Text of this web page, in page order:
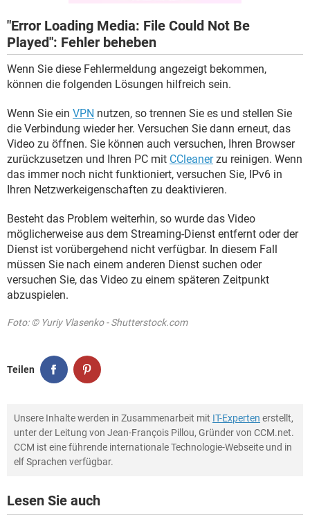
"Error Loading Media: File Could Not Be
Played": Fehler beheben
Wenn Sie diese Fehlermeldung angezeigt bekommen,
können die folgenden Lösungen hilfreich sein.
Wenn Sie ein VPN nutzen, so trennen Sie es und stellen Sie
die Verbindung wieder her. Versuchen Sie dann erneut, das
Video zu öffnen. Sie können auch versuchen, Ihren Browser
zurückzusetzen und Ihren PC mit CCleanerzu reinigen. Wenn
das immer noch nicht funktioniert, versuchen Sie, IPv6 in
Ihren Netzwerkeigenschaften zu deaktivieren.
Besteht das Problem weiterhin, so wurde das Video
möglicherweise aus dem Streaming-Dienst entfernt oder der
Dienst ist vorübergehend nicht verfügbar. In diesem Fall
müssen Sie nach einem anderen Dienst suchen oder
versuchen Sie, das Video zu einem späteren Zeitpunkt
abzuspielen.
Foto: © Yuriy Vlasenko - Shutterstock.com
Teilen
Unsere Inhalte werden in Zusammenarbeit mit IT-Experten erstellt,
unter der Leitung von Jean-François Pillou, Gründer von CCM.net.
CCM ist eine führende internationale Technologie-Webseite und in
elf Sprachen verfügbar.
Lesen Sie auch